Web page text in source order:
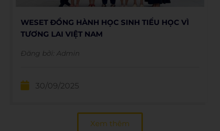
WESET ĐỒNG HÀNH HỌC SINH TIỂU HỌC VÌ
TƯƠNG LAI VIỆT NAM
Đăng bởi: Admin
30/09/2025
Xem thêm